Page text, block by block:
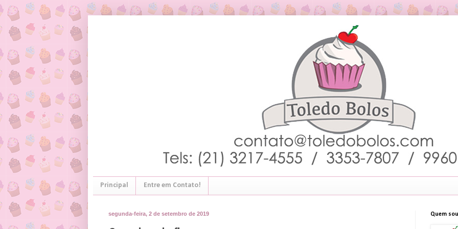
Principal Entre em Contato!
segunda-feira, 2 de setembro de 2019 Quem